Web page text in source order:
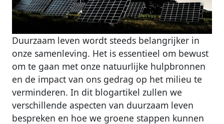
Duurzaam leven wordt steeds belangrijker in
onze samenleving. Het is essentieel om bewust
om te gaan met onze natuurlijke hulpbronnen
en de impact van ons gedrag op het milieu te
verminderen. In dit blogartikel zullen we
verschillende aspecten van duurzaam leven
bespreken en hoe we groene stappen kunnen